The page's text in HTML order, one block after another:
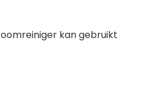
kan gebruikt